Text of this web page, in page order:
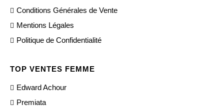
Conditions Générales de Vente
Mentions Légales
Politique de Confidentialité
TOP VENTES FEMME
Edward Achour
Premiata